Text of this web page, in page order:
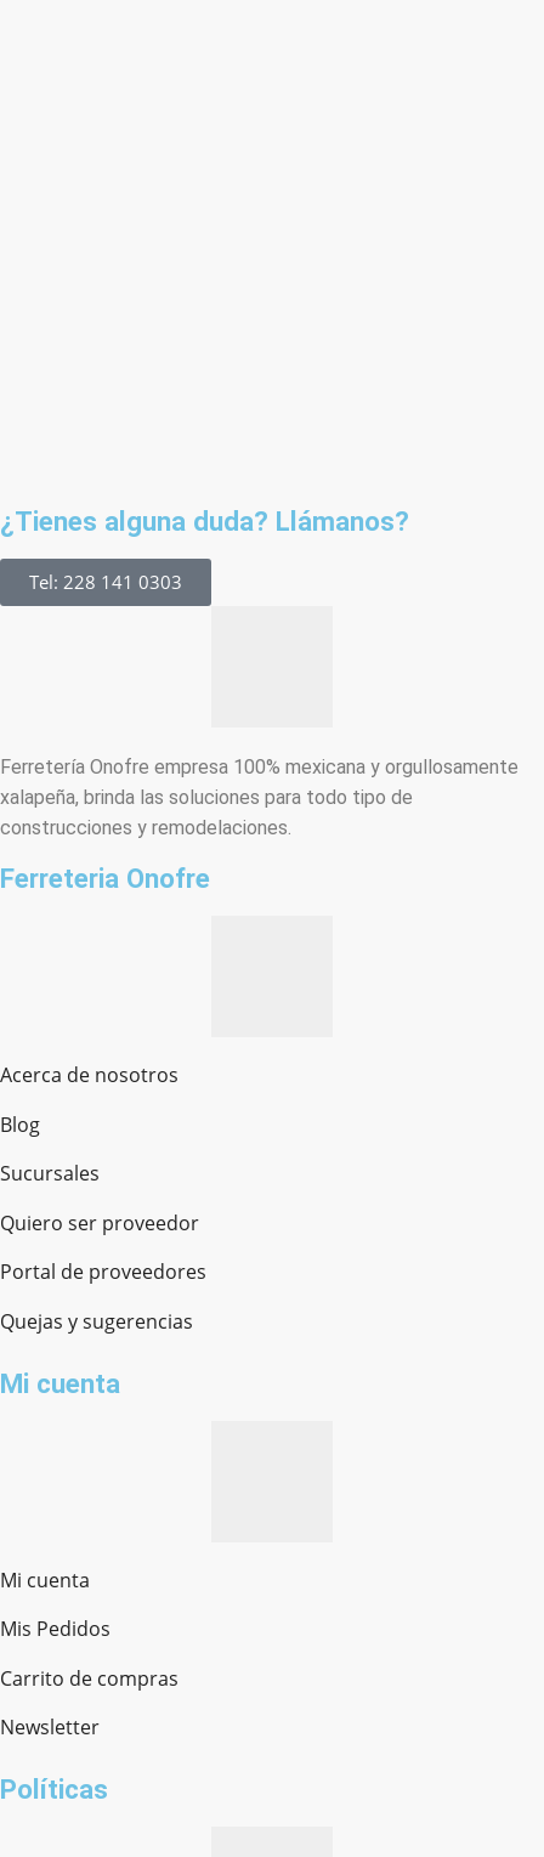
¿Tienes alguna duda? Llámanos?
Tel: 228 141 0303
Ferretería Onofre empresa 100% mexicana y orgullosamente
xalapeña, brinda las soluciones para todo tipo de
construcciones y remodelaciones.
Ferreteria Onofre
Acerca de nosotros
Blog
Sucursales
Quiero ser proveedor
Portal de proveedores
Quejas y sugerencias
Mi cuenta
Mi cuenta
Mis Pedidos
Carrito de compras
Newsletter
Políticas